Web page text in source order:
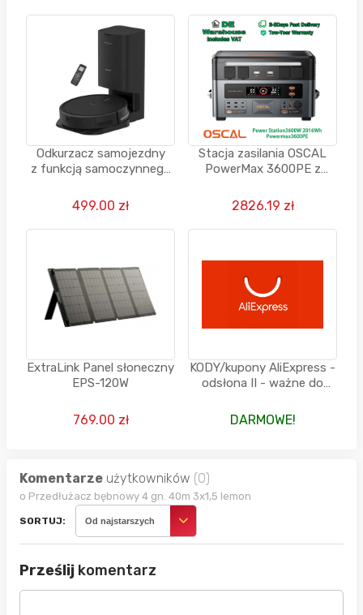
Odkurzacz samojezdny
z funkcją samoczynnego
min 270 ml + 3 L
499.00 zł
Stacja zasilania OSCAL
PowerMax 3600PE z
2826.19 zł
ExtraLink Panel słoneczny
EPS-120W
769.00 zł
KODY/kupony AliExpress -
odsłona II - ważne do
DARMOWE!
Komentarze użytkowników (0)
o Przedłużacz bębnowy 4 gn. 40m 3x1,5 lemon
SORTUJ: Od najstarszych
Prześlij komentarz